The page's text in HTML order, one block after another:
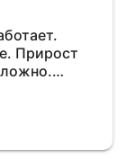
Прирост
что